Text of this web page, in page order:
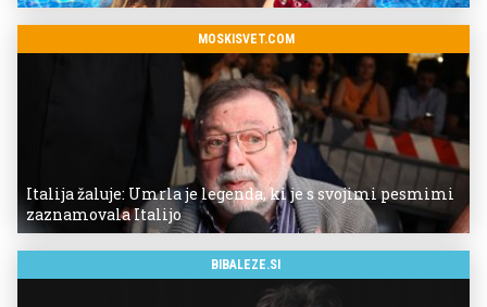
MOSKISVET.COM
Italija žaluje: Umrla je legenda, ki je s svojimi pesmimi
zaznamovala Italijo
BIBALEZE.SI